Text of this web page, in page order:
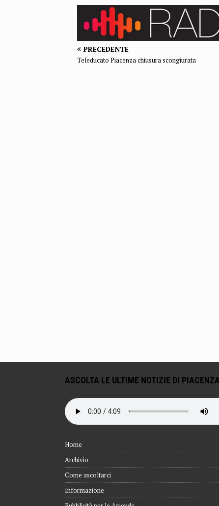
PRECEDENTE
Teleducato Piacenza chiusura scongiurata
ASCOLTA LE ULTIME NOTIZIE DI
Home
Archivio
Come ascoltarci
Informazione